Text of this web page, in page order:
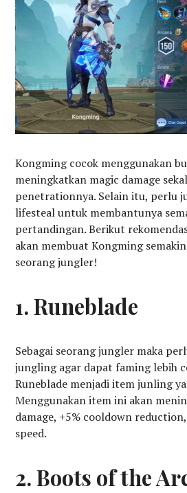
Kongming cocok menggunakan
meningkatkan magic damage
penetrationnya. Selain itu, perlu
lifesteal untuk membantunya
pertandingan. Berikut
akan membuat Kongming
seorang jungler!
1. Runeblade
Sebagai seorang jungler maka
jungling agar dapat faming lebih
Runeblade menjadi item junling
Menggunakan item ini akan
damage, +5% cooldown
speed.
2. Boots of the